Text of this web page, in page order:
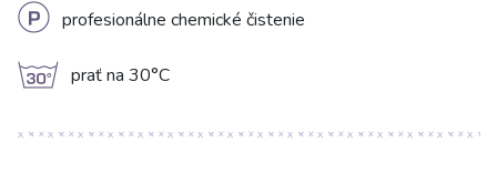
L profesionálne chemické čistenie
g prať na 30°C